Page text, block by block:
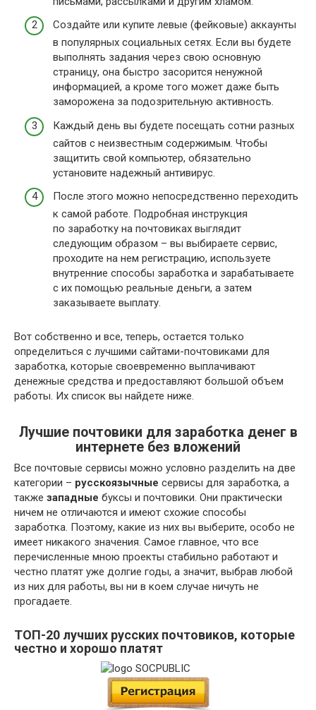
Создайте или купите левые (фейковые) аккаунты
в популярных социальных сетях. Если вы будете
выполнять задания через свою основную
страницу, она быстро засорится ненужной
информацией, а кроме того может даже быть
заморожена за подозрительную активность.
Каждый день вы будете посещать сотни разных
сайтов с неизвестным содержимым. Чтобы
защитить свой компьютер, обязательно
установите надежный антивирус.
После этого можно непосредственно переходить
к самой работе. Подробная инструкция
по заработку на почтовиках выглядит
следующим образом – вы выбираете сервис,
проходите на нем регистрацию, используете
внутренние способы заработка и зарабатываете
с их помощью реальные деньги, а затем
заказываете выплату.
Вот собственно и все, теперь, остается только
определиться с лучшими сайтами-почтовиками для
заработка, которые своевременно выплачивают
денежные средства и предоставляют большой объем
работы. Их список вы найдете ниже.
Лучшие почтовики для заработка денег в
интернете без вложений
Все почтовые сервисы можно условно разделить на две
категории – русскоязычные сервисы для заработка, а
также западные буксы и почтовики. Они практически
ничем не отличаются и имеют схожие способы
заработка. Поэтому, какие из них вы выберите, особо не
имеет никакого значения. Самое главное, что все
перечисленные мною проекты стабильно работают и
честно платят уже долгие годы, а значит, выбрав любой
из них для работы, вы ни в коем случае ничуть не
прогадаете.
ТОП-20 лучших русских почтовиков, которые
честно и хорошо платят